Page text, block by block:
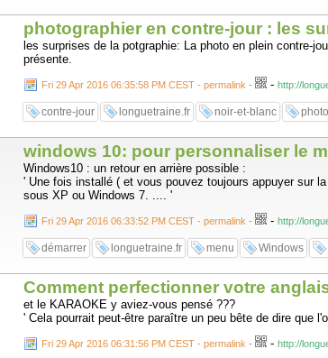
photographier en contre-jour : les
les surprises de la potgraphie: La photo en plein contre-
présente.
Fri 29 Apr 2016 06:35:58 PM CEST - permalink - - http://
contre-jour longuetraine.fr noir-et-blanc photo
windows 10: pour personnaliser le
Windows10 : un retour en arrière possible :
' Une fois installé ( et vous pouvez toujours appuyer sur
sous XP ou Windows 7. .... '
Fri 29 Apr 2016 06:33:52 PM CEST - permalink - - http://
démarrer longuetraine.fr menu Windows
Comment perfectionner votre
et le KARAOKE y aviez-vous pensé ???
' Cela pourrait peut-être paraître un peu bête de dire que
Fri 29 Apr 2016 06:31:56 PM CEST - permalink - - http://